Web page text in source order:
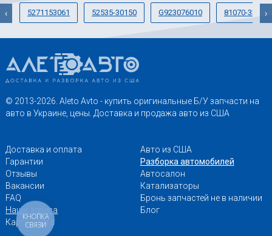
5271153061 52535-30150 G923076010 81070-33A60
‹ ›
© 2013-2026. Aleto Avto - купить оригинальные Б/У запчасти на
авто в Украине, цены. Доставка и продажа авто из США
Доставка и оплата
Гарантии
Отзывы
Вакансии
FAQ
Наши адреса
Карта сайта
Авто из США
Разборка автомобилей
Автосалон
Катализаторы
Бронь запчастей не в наличии
Блог
КНОПКА
СВЯЗИ